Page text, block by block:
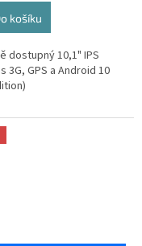
košíku
dostupný 10,1" IPS
3G, GPS a Android 10